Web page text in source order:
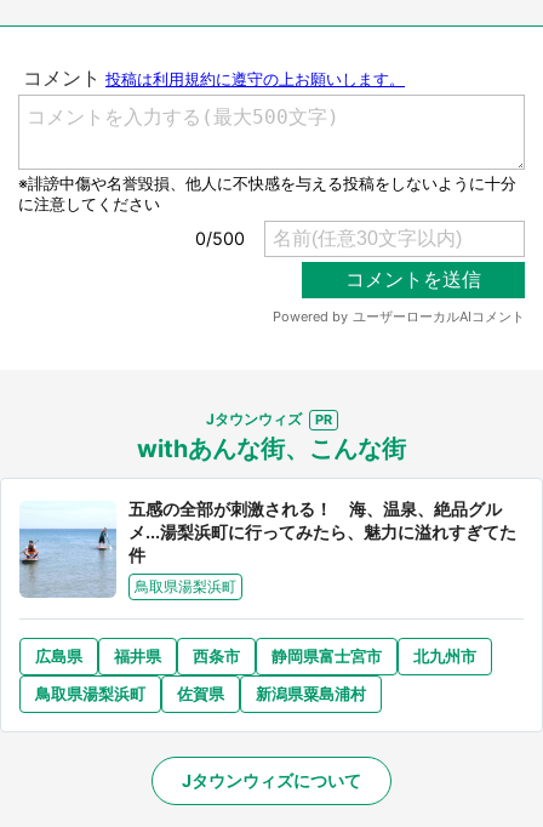
Jタウンウィズ
withあんな街、こんな街
五感の全部が刺激される！ 海、温泉、絶品グル
メ...湯梨浜町に行ってみたら、魅力に溢れすぎてた
件
鳥取県湯梨浜町
広島県 福井県 西条市 静岡県富士宮市
北九州市
鳥取県湯梨浜町
佐賀県 新潟県粟島浦村
Jタウンウィズについて